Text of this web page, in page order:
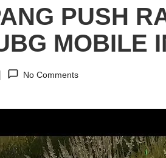
PUSH
MOBILE
No Comments